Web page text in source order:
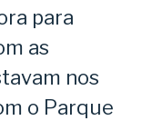
para
as
nos
o Parque